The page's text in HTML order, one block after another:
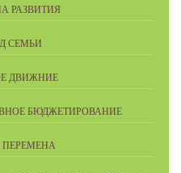
РАЗВИТИЯ
СЕМЬИ
ДВИЖНИЕ
БЮДЖЕТИРОВАНИЕ